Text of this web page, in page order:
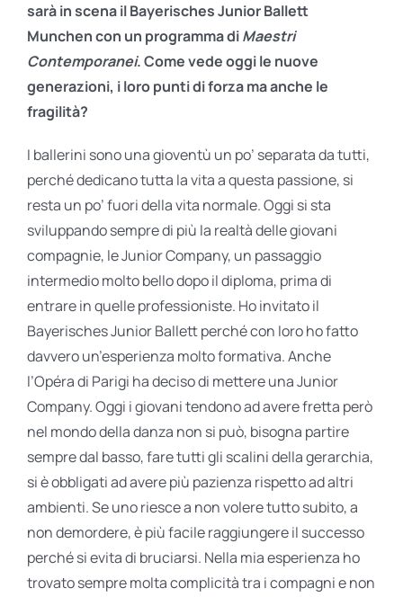
sarà in scena il Bayerisches Junior Ballett
Munchen con un programma diMaestri
Contemporanei.Come vede oggi le nuove
generazioni, i loro punti di forza ma anche le
fragilità?
I ballerini sono una gioventù un po’ separata da tutti,
perché dedicano tutta la vita a questa passione, si
resta un po’ fuori della vita normale. Oggi si sta
sviluppando sempre di più la realtà delle giovani
compagnie, le Junior Company, un passaggio
intermedio molto bello dopo il diploma, prima di
entrare in quelle professioniste. Ho invitato il
Bayerisches Junior Ballett perché con loro ho fatto
davvero un’esperienza molto formativa. Anche
l’Opéra di Parigi ha deciso di mettere una Junior
Company. Oggi i giovani tendono ad avere fretta però
nel mondo della danza non si può, bisogna partire
sempre dal basso, fare tutti gli scalini della gerarchia,
si è obbligati ad avere più pazienza rispetto ad altri
ambienti. Se uno riesce a non volere tutto subito, a
non demordere, è più facile raggiungere il successo
perché si evita di bruciarsi. Nella mia esperienza ho
trovato sempre molta complicità tra i compagni e non